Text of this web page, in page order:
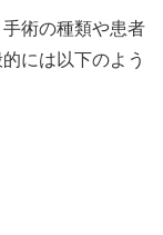
術の種類や患者
には以下のよう